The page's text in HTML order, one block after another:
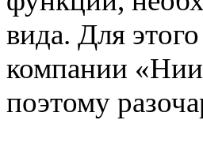
вида. Для
компании
поэтому